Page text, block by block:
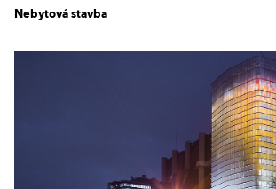
Nebytová stavba